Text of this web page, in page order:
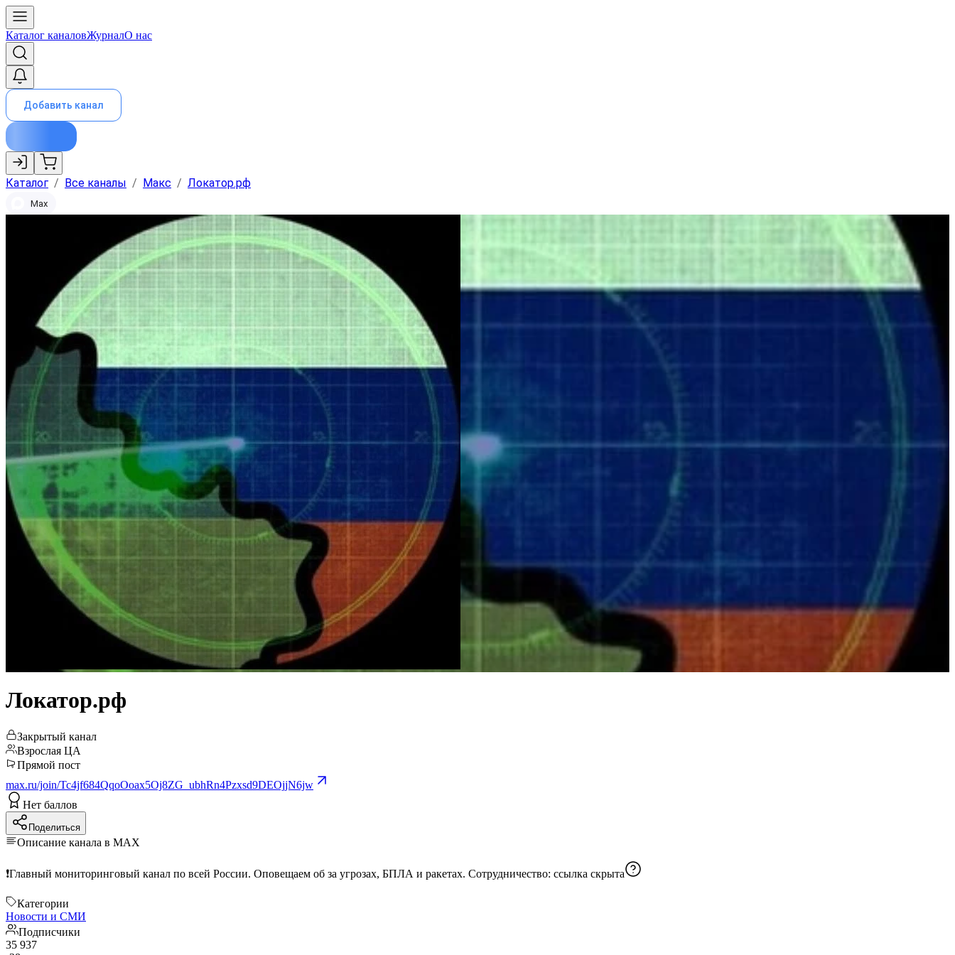
Каталог каналовЖурналО нас
Добавить канал
Каталог / Все каналы / Макс / Локатор.рф
Max
Локатор.рф
Закрытый канал
Взрослая ЦА
Прямой пост
max.ru/join/Tc4jf684QqoOoax5Oj8ZG_ubhRn4Pzxsd9DEOjjN6jw
Нет баллов
Поделиться
Описание канала в MAX
❗️Главный мониторинговый канал по всей России. Оповещаем об за угрозах, БПЛА и ракетах. Сотрудничество: ссылка скрыта
Категории
Новости и СМИ
Подписчики
35 937